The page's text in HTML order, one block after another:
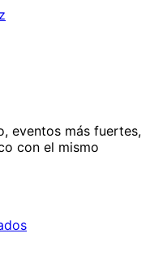
eventos más fuertes,
con el mismo